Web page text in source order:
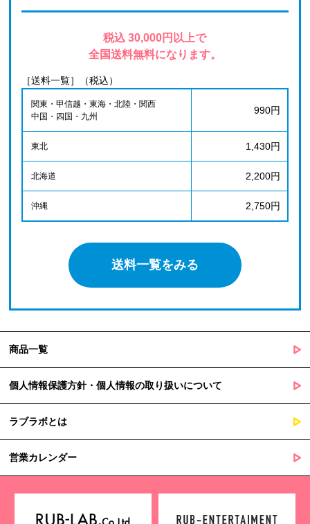
税込 30,000円以上で
全国送料無料になります。
［送料一覧］（税込）
関東・甲信越・東海・北陸・関西
中国・四国・九州
990円
東北 1,430円
北海道 2,200円
沖縄 2,750円
送料一覧をみる
商品一覧
個人情報保護方針・個人情報の取り扱いについて
ラブラボとは
営業カレンダー